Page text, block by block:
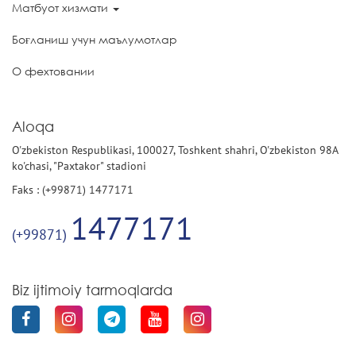
Матбуот хизмати
Боғланиш учун маълумотлар
О фехтовании
Aloqa
O'zbekiston Respublikasi, 100027, Toshkent shahri, O'zbekiston 98A
ko'chasi, "Paxtakor" stadioni
Faks : (+99871) 1477171
(+99871) 1477171
Biz ijtimoiy tarmoqlarda